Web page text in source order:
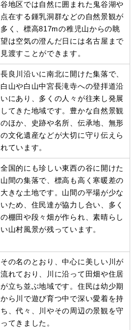
谷地区では自然に囲まれた鬼谷湖や
点在する鍾乳洞群などの自然景観が
多く、標高817mの稚児山からの眺
望は空気の澄んだ日には名古屋まで
見渡すことができます。
長良川沿いに南北に開けた集落で、
白山や白山中宮長滝寺への登拝道沿
いにあり、多くの人々が往来し発展
してきた地域です。豊かな自然景観
のほか、史跡や名所、伝承地、無形
の文化遺産などが大切に守り伝えら
れています。
全国的にも珍しい東⻄の⾕に開けた
⼭間の集落で、標⾼も⾼く寒暖差の
⼤きな⼟地です。⼭間の平場が少な
いため、住民達が協⼒し合い、多く
の棚⽥や段々畑が作られ、素晴らし
い⼭村⾵景が残っています。
その名のとおり、中心に美しい川が
流れており、川に沿って田畑や住居
が立ち並ぶ地域です。住民は幼少期
から川で遊び育つ中で深い愛着を持
ち、代々、川やその周辺の景観を守
ってきました。